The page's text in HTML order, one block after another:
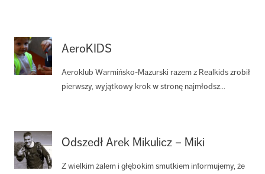
AeroKIDS
Aeroklub Warmińsko-Mazurski razem z Realkids zrobił
pierwszy, wyjątkowy krok w stronę najmłodsz...
Odszedł Arek Mikulicz – Miki
Z wielkim żalem i głębokim smutkiem informujemy, że